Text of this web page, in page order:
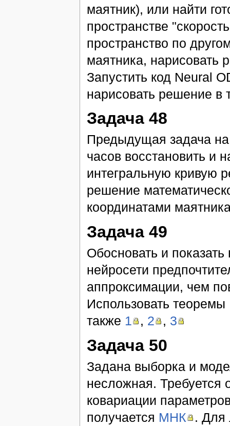
маятник), или найти
пространстве
пространство по
маятника, нарисовать
Запустить код Neural
нарисовать решение в
Задача 48
Предыдущая задача
часов восстановить и
интегральную кривую
решение
координатами
Задача 49
Обосновать и
нейросети
аппроксимации, чем
Использовать
также 1 , 2 , 3
Задача 50
Задана выборка и
несложная. Требуется
ковариации
получается МНК
. Для